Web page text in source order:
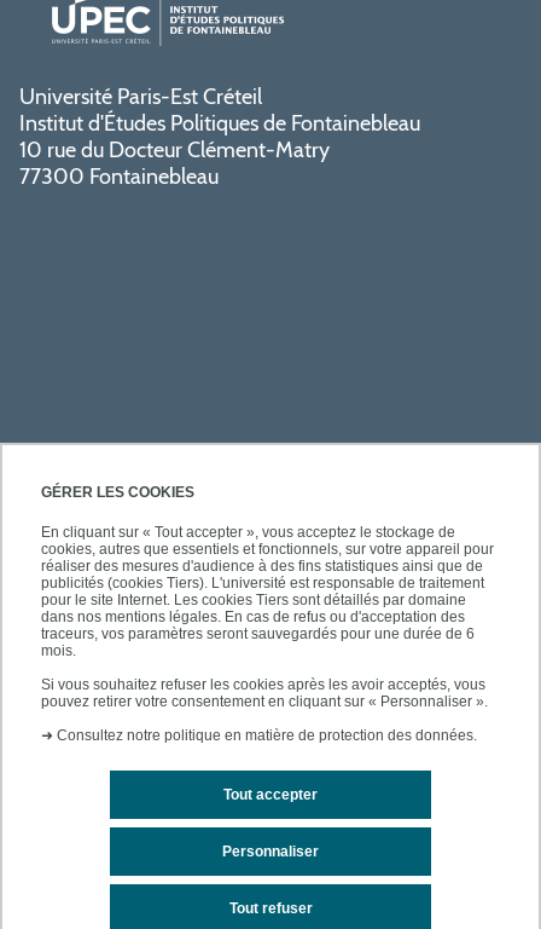
GÉRER LES COOKIES
En cliquant sur « Tout accepter », vous acceptez le stockage de
cookies, autres que essentiels et fonctionnels, sur votre appareil pour
réaliser des mesures d'audience à des fins statistiques ainsi que de
publicités (cookies Tiers). L'université est responsable de traitement
pour le site Internet. Les cookies Tiers sont détaillés par domaine
dans nos mentions légales. En cas de refus ou d'acceptation des
traceurs, vos paramètres seront sauvegardés pour une durée de 6
mois.
Si vous souhaitez refuser les cookies après les avoir acceptés, vous
pouvez retirer votre consentement en cliquant sur « Personnaliser ».
➜ Consultez notre politique en matière de protection des données.
Tout accepter
Tout refuser
Personnaliser
Université Paris-Est Créteil
Institut d'Études Politiques de Fontainebleau
10 rue du Docteur Clément-Matry
77300 Fontainebleau
PRATIQUE
ACCÈS RAPIDES
SUIVEZ-NOUS
Mentions légales Contacts Plan du site